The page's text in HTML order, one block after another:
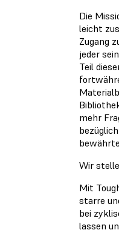
Die
leicht
Zugang
jeder
Teil
mehr
Wir
Mit
starre
bei
lassen